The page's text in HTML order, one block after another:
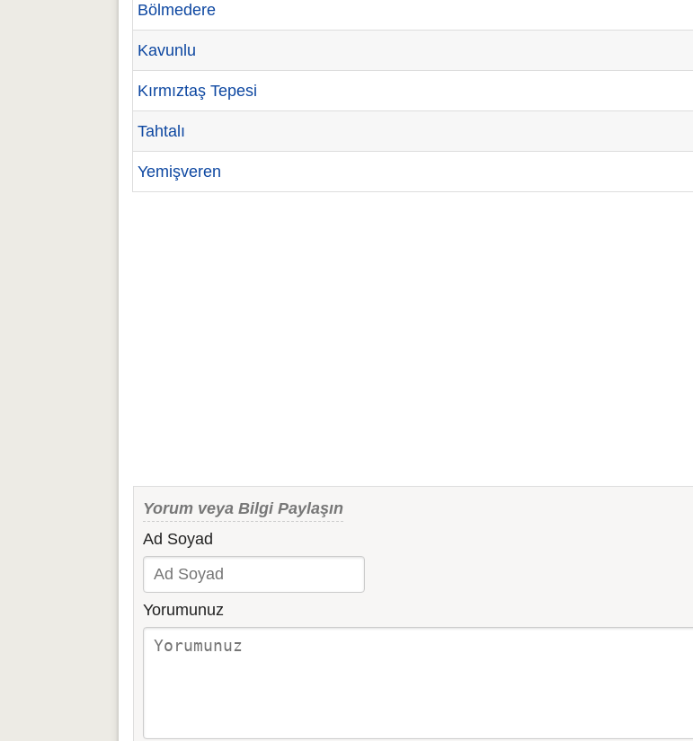
Bölmedere
Kavunlu
Kırmıztaş Tepesi
Tahtalı
Yemişveren
Yorum veya Bilgi Paylaşın
Ad Soyad
Yorumunuz